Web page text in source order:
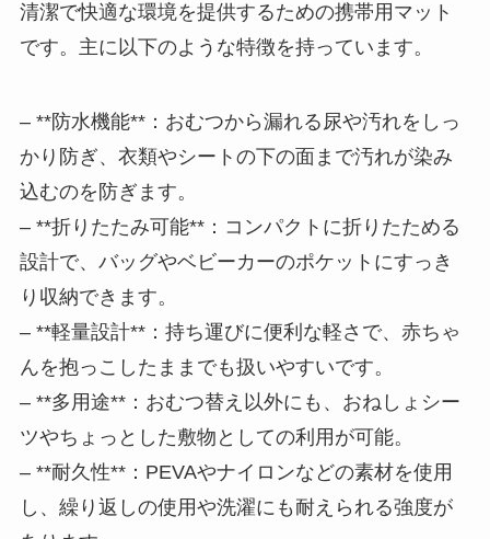
清潔で快適な環境を提供するための携帯用マット
です。主に以下のような特徴を持っています。
– **防水機能**：おむつから漏れる尿や汚れをしっ
かり防ぎ、衣類やシートの下の面まで汚れが染み
込むのを防ぎます。
– **折りたたみ可能**：コンパクトに折りたためる
設計で、バッグやベビーカーのポケットにすっき
り収納できます。
– **軽量設計**：持ち運びに便利な軽さで、赤ちゃ
んを抱っこしたままでも扱いやすいです。
– **多用途**：おむつ替え以外にも、おねしょシー
ツやちょっとした敷物としての利用が可能。
– **耐久性**：PEVAやナイロンなどの素材を使用
し、繰り返しの使用や洗濯にも耐えられる強度が